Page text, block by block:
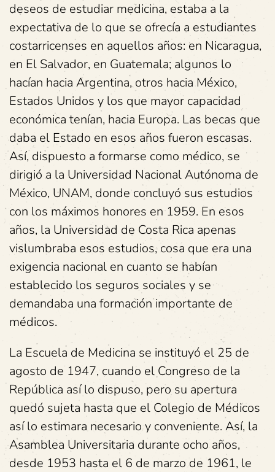
deseos de estudiar medicina, estaba a la
expectativa de lo que se ofrecía a estudiantes
costarricenses en aquellos años: en Nicaragua,
en El Salvador, en Guatemala; algunos lo
hacían hacia Argentina, otros hacia México,
Estados Unidos y los que mayor capacidad
económica tenían, hacia Europa. Las becas que
daba el Estado en esos años fueron escasas.
Así, dispuesto a formarse como médico, se
dirigió a la Universidad Nacional Autónoma de
México, UNAM, donde concluyó sus estudios
con los máximos honores en 1959. En esos
años, la Universidad de Costa Rica apenas
vislumbraba esos estudios, cosa que era una
exigencia nacional en cuanto se habían
establecido los seguros sociales y se
demandaba una formación importante de
médicos.
La Escuela de Medicina se instituyó el 25 de
agosto de 1947, cuando el Congreso de la
República así lo dispuso, pero su apertura
quedó sujeta hasta que el Colegio de Médicos
así lo estimara necesario y conveniente. Así, la
Asamblea Universitaria durante ocho años,
desde 1953 hasta el 6 de marzo de 1961, le